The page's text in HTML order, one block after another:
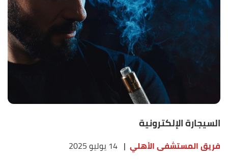
السيجارة الإلكترونية
فريق المستشفى الأهلي | 14 يوليو 2025